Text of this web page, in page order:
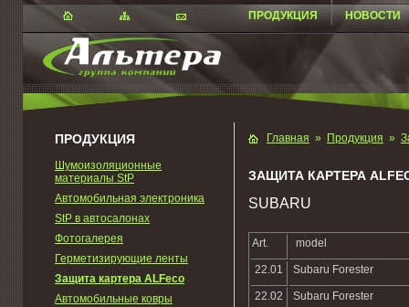
ПРОДУКЦИЯ НОВОСТИ
ПРОДУКЦИЯ
Шумоизоляционные
материалы StP
Автомобильная электроника
StP в автосалонах
Фотогалерея
Герметизирующие ленты
Защита картера ALFeco
Автомобильные ковры
Главная » Продукция »
ЗАЩИТА КАРТЕРА
SUBARU
Art. model
22.01 Subaru Forester
22.02 Subaru Forester